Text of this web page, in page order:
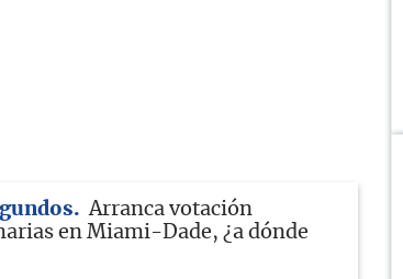
Arranca votación
en Miami-Dade, ¿a dónde